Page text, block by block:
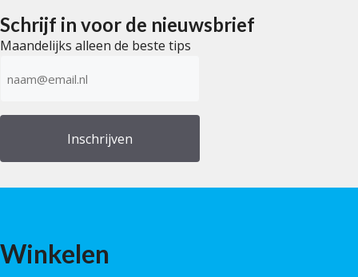
Schrijf in voor de nieuwsbrief
Maandelijks alleen de beste tips
mailadres
Winkelen